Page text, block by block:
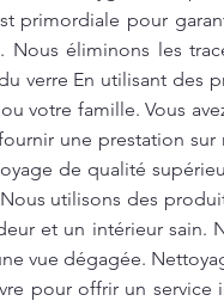
primordiale pour
Nous éliminons les
verre En utilisant des
votre famille. Vous
une prestation
de qualité
utilisons des
et un intérieur sain.
vue dégagée.
pour offrir un service